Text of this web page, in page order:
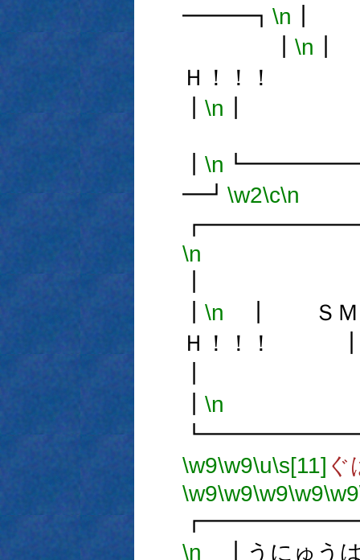
━━━┓ \n
\n
Ｈ！！！
\n
\n
━┛ \w2\c\n
\n
\n ┃ ＳＭＡ
Ｈ！！！
\n
\w9\w9\u\s[11]
\w9\w9\w9\w9\w9
\n ┃うにゅう